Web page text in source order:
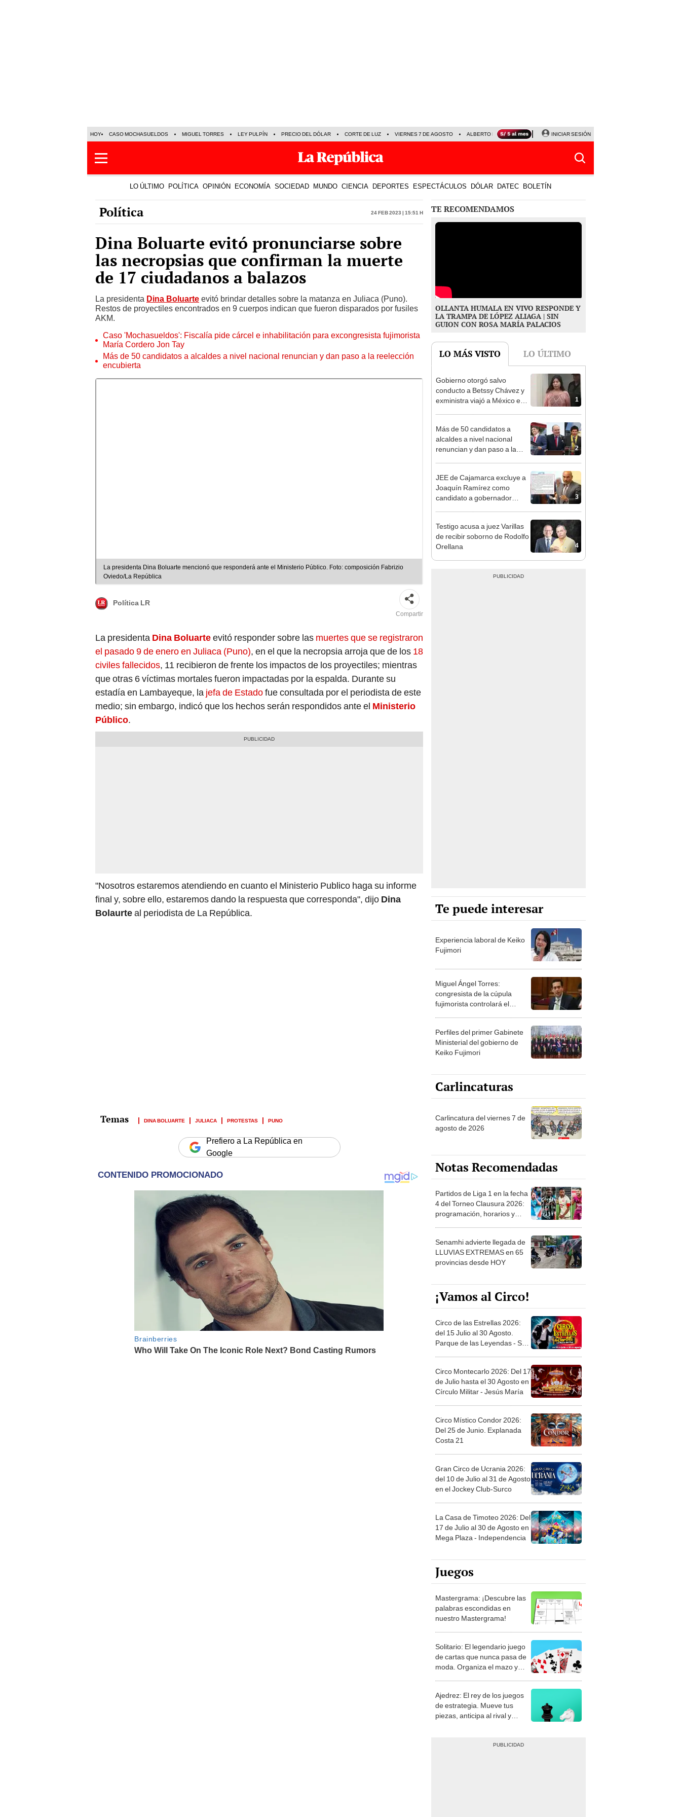
HOY CASO MOCHASUELDOS MIGUEL TORRES LEY PULPÍN PRECIO DEL DÓLAR CORTE DE LUZ VIERNES 7 DE AGOSTO ALBERTO BENAVIDES NALDY SALDAÑA
INICIAR SESIÓN
LO ÚLTIMO POLÍTICA OPINIÓN ECONOMÍA SOCIEDAD MUNDO CIENCIA DEPORTES ESPECTÁCULOS DÓLAR DATEC BOLETÍN
Política 24 Feb 2023 | 15:51 h
Dina Boluarte evitó pronunciarse sobre
las necropsias que confirman la muerte
de 17 ciudadanos a balazos
La presidenta Dina Boluarte evitó brindar detalles sobre la matanza en Juliaca (Puno).
Restos de proyectiles encontrados en 9 cuerpos indican que fueron disparados por fusiles
AKM.
Caso 'Mochasueldos': Fiscalía pide cárcel e inhabilitación para excongresista fujimorista
María Cordero Jon Tay
Más de 50 candidatos a alcaldes a nivel nacional renuncian y dan paso a la reelección
encubierta
La presidenta Dina Boluarte mencionó que responderá ante el Ministerio Público. Foto: composición Fabrizio
Oviedo/La República
Política LR
Compartir
La presidenta Dina Boluarteevitó responder sobre las muertes que se registraron
el pasado 9 de enero en Juliaca (Puno), en el que la necropsia arroja que de los 18
civiles fallecidos, 11 recibieron de frente los impactos de los proyectiles; mientras
que otras 6 víctimas mortales fueron impactadas por la espalda. Durante su
estadía en Lambayeque, la jefa de Estadofue consultada por el periodista de este
medio; sin embargo, indicó que los hechos serán respondidos ante el Ministerio
Público.
"Nosotros estaremos atendiendo en cuanto el Ministerio Publico haga su informe
final y, sobre ello, estaremos dando la respuesta que corresponda", dijo Dina
Bolaurteal periodista de La República.
DINA BOLUARTE JULIACA PROTESTAS PUNO
Prefiero a La República en
Google
TE RECOMENDAMOS
OLLANTA HUMALA EN VIVO RESPONDE Y
LA TRAMPA DE LÓPEZ ALIAGA | SIN
GUION CON ROSA MARÍA PALACIOS
LO MÁS VISTO LO ÚLTIMO
1
Gobierno otorgó salvo
conducto a Betssy Chávez y
exministra viajó a México en
2
Más de 50 candidatos a
alcaldes a nivel nacional
renuncian y dan paso a la
3
JEE de Cajamarca excluye a
Joaquín Ramírez como
candidato a gobernador
4
Testigo acusa a juez Varillas
de recibir soborno de Rodolfo
Orellana
Te puede interesar
Experiencia laboral de Keiko
Fujimori
Miguel Ángel Torres:
congresista de la cúpula
fujimorista controlará el
Perfiles del primer Gabinete
Ministerial del gobierno de
Keiko Fujimori
Carlincaturas
Carlincatura del viernes 7 de
agosto de 2026
Notas Recomendadas
Partidos de Liga 1 en la fecha
4 del Torneo Clausura 2026:
programación, horarios y
Senamhi advierte llegada de
LLUVIAS EXTREMAS en 65
provincias desde HOY
¡Vamos al Circo!
Circo de las Estrellas 2026:
del 15 Julio al 30 Agosto.
Parque de las Leyendas - San
Circo Montecarlo 2026: Del 17
de Julio hasta el 30 Agosto en
Círculo Militar - Jesús María
Circo Místico Condor 2026:
Del 25 de Junio. Explanada
Costa 21
Gran Circo de Ucrania 2026:
del 10 de Julio al 31 de Agosto
en el Jockey Club-Surco
La Casa de Timoteo 2026: Del
17 de Julio al 30 de Agosto en
Mega Plaza - Independencia
Juegos
Mastergrama: ¡Descubre las
palabras escondidas en
nuestro Mastergrama!
Solitario: El legendario juego
de cartas que nunca pasa de
moda. Organiza el mazo y
Ajedrez: El rey de los juegos
de estrategia. Mueve tus
piezas, anticipa al rival y